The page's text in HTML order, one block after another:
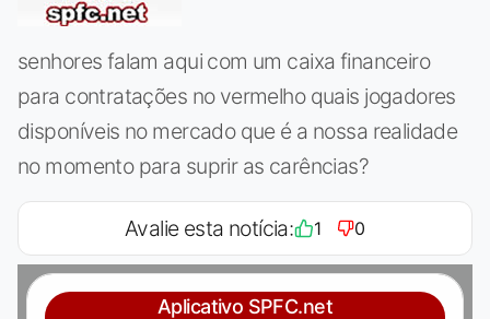
senhores falam aqui com um caixa financeiro
para contratações no vermelho quais jogadores
disponíveis no mercado que é a nossa realidade
no momento para suprir as carências?
Avalie esta notícia: 1 0
Aplicativo SPFC.net